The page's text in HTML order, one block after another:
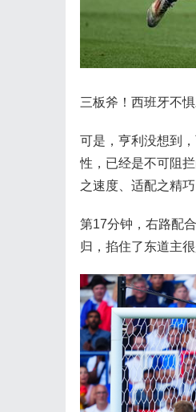
三板斧！西班牙不
可是，亨利没想到
性，已经是不可阻
之速度、适配之精
第17分钟，右路配
归，掐住了东道主很